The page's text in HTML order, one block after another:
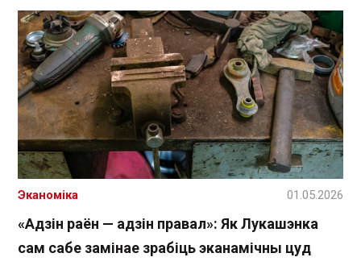
«Адзін раён — адзін правал»: Як Лукашэнка
сам сабе замінае зрабіць эканамічны цуд
Эканоміка 01.05.2026